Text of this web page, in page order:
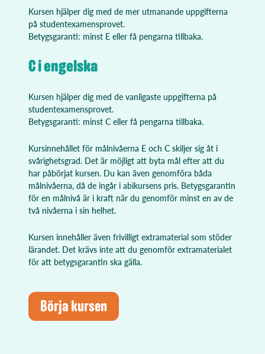
Kursen hjälper dig med de mer utmanande uppgifterna
på studentexamensprovet.
Betygsgaranti: minst E eller få pengarna tillbaka.
C i engelska
Kursen hjälper dig med de vanligaste uppgifterna på
studentexamensprovet.
Betygsgaranti: minst C eller få pengarna tillbaka.
Kursinnehållet för målnivåerna E och C skiljer sig åt i
svårighetsgrad. Det är möjligt att byta mål efter att du
har påbörjat kursen. Du kan även genomföra båda
målnivåerna, då de ingår i abikursens pris. Betygsgarantin
för en målnivå är i kraft när du genomför minst en av de
två nivåerna i sin helhet.
Kursen innehåller även frivilligt extramaterial som stöder
lärandet. Det krävs inte att du genomför extramaterialet
för att betygsgarantin ska gälla.
Börja kursen